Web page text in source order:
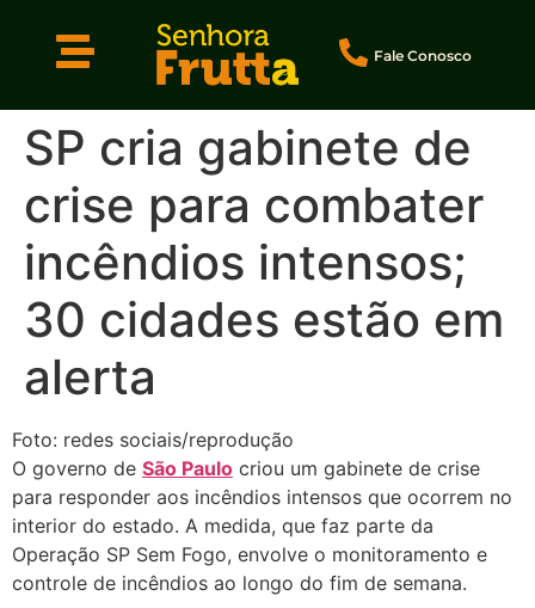
Fale Conosco
SP cria gabinete de
crise para combater
incêndios intensos;
30 cidades estão em
alerta
Foto: redes sociais/reprodução
O governo de São Paulo criou um gabinete de crise
para responder aos incêndios intensos que ocorrem no
interior do estado. A medida, que faz parte da
Operação SP Sem Fogo, envolve o monitoramento e
controle de incêndios ao longo do fim de semana.